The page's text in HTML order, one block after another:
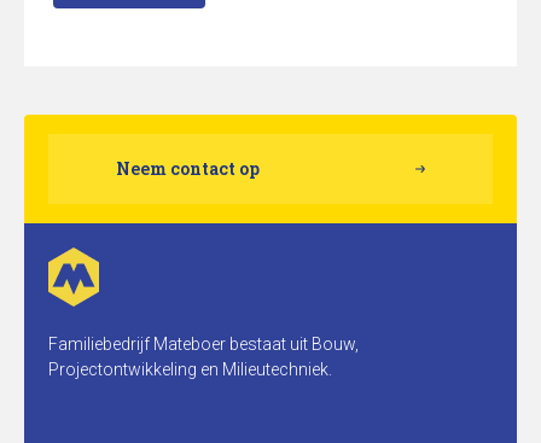
Neem contact op
Familiebedrijf Mateboer bestaat uit Bouw,
Projectontwikkeling en Milieutechniek.